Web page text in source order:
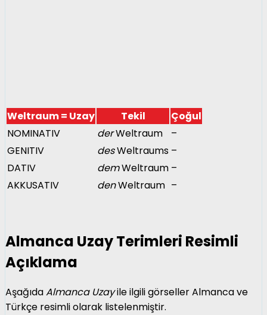
Weltraum = Uzay Tekil
Çoğul
NOMINATIV
derWeltraum
–
GENITIV
desWeltraums –
DATIV
demWeltraum –
AKKUSATIV
denWeltraum –
Almanca Uzay Terimleri Resimli
Açıklama
AşağıdaAlmanca Uzayile ilgili görseller Almanca ve
Türkçe resimli olarak listelenmiştir.